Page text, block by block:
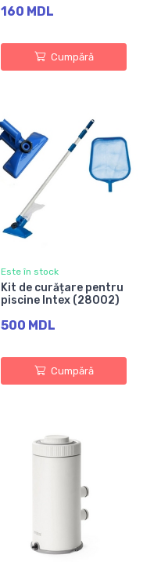
160 MDL
Cumpără
Este în stock
Kit de curățare pentru
piscine Intex (28002)
500 MDL
Cumpără